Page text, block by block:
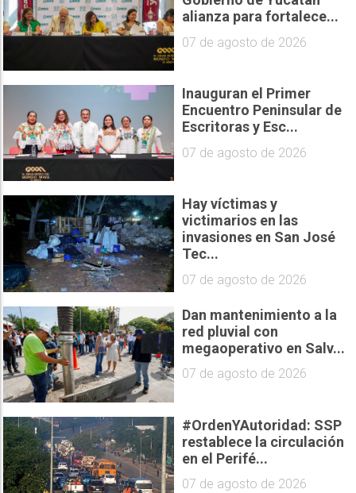
alianza para fortalece...
07 de agosto de 2026
Inauguran el Primer
Encuentro Peninsular de
Escritoras y Esc...
07 de agosto de 2026
Hay víctimas y
victimarios en las
invasiones en San José
Tec...
07 de agosto de 2026
Dan mantenimiento a la
red pluvial con
megaoperativo en Salv...
07 de agosto de 2026
#OrdenYAutoridad: SSP
restablece la circulación
en el Perifé...
07 de agosto de 2026